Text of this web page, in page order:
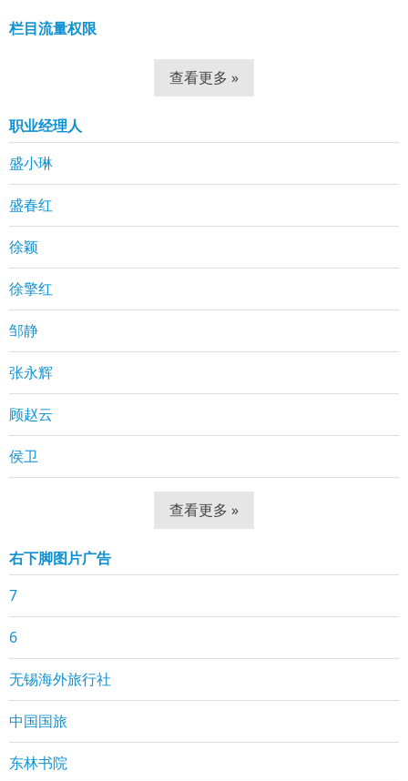
栏目流量权限
查看更多 »
职业经理人
盛小琳
盛春红
徐颖
徐擎红
邹静
张永辉
顾赵云
侯卫
查看更多 »
右下脚图片广告
7
6
无锡海外旅行社
中国国旅
东林书院